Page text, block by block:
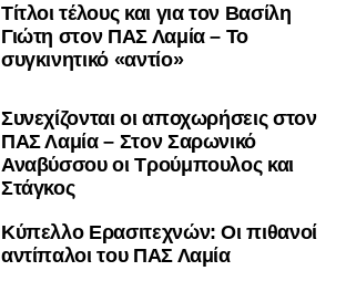
Τίτλοι τέλους και για τον Βασίλη
Γιώτη στον ΠΑΣ Λαμία – Το
συγκινητικό «αντίο»
Συνεχίζονται οι αποχωρήσεις στον
ΠΑΣ Λαμία – Στον Σαρωνικό
Αναβύσσου οι Τρούμπουλος και
Στάγκος
Κύπελλο Ερασιτεχνών: Οι πιθανοί
αντίπαλοι του ΠΑΣ Λαμία